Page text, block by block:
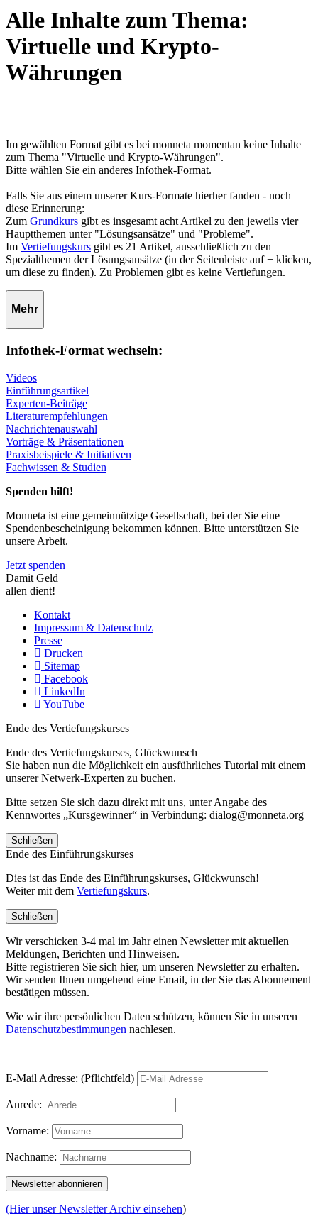
Alle Inhalte zum Thema:
Virtuelle und Krypto-
Währungen
Im gewählten Format gibt es bei monneta momentan keine Inhalte
zum Thema "Virtuelle und Krypto-Währungen".
Bitte wählen Sie ein anderes Infothek-Format.
Falls Sie aus einem unserer Kurs-Formate hierher fanden - noch
diese Erinnerung:
Zum Grundkurs gibt es insgesamt acht Artikel zu den jeweils vier
Hauptthemen unter "Lösungsansätze" und "Probleme".
Im Vertiefungskurs gibt es 21 Artikel, ausschließlich zu den
Spezialthemen der Lösungsansätze (in der Seitenleiste auf + klicken,
um diese zu finden). Zu Problemen gibt es keine Vertiefungen.
Mehr
Infothek-Format wechseln:
Videos
Einführungsartikel
Experten-Beiträge
Literaturempfehlungen
Nachrichtenauswahl
Vorträge & Präsentationen
Praxisbeispiele & Initiativen
Fachwissen & Studien
Spenden hilft!
Monneta ist eine gemeinnützige Gesellschaft, bei der Sie eine
Spendenbescheinigung bekommen können. Bitte unterstützen Sie
unsere Arbeit.
Jetzt spenden
Damit Geld
allen dient!
Kontakt
Impressum & Datenschutz
Presse
Drucken
Sitemap
Facebook
LinkedIn
YouTube
Ende des Vertiefungskurses
Ende des Vertiefungskurses, Glückwunsch
Sie haben nun die Möglichkeit ein ausführliches Tutorial mit einem
unserer Netwerk-Experten zu buchen.
Bitte setzen Sie sich dazu direkt mit uns, unter Angabe des
Kennwortes „Kursgewinner“ in Verbindung: dialog@monneta.org
Schließen
Ende des Einführungskurses
Dies ist das Ende des Einführungskurses, Glückwunsch!
Weiter mit dem Vertiefungskurs.
Schließen
Wir verschicken 3-4 mal im Jahr einen Newsletter mit aktuellen
Meldungen, Berichten und Hinweisen.
Bitte registrieren Sie sich hier, um unseren Newsletter zu erhalten.
Wir senden Ihnen umgehend eine Email, in der Sie das Abonnement
bestätigen müssen.
Wie wir ihre persönlichen Daten schützen, können Sie in unseren
Datenschutzbestimmungen nachlesen.
E-Mail Adresse: (Pflichtfeld)
Anrede:
Vorname:
Nachname:
(Hier unser Newsletter Archiv einsehen)